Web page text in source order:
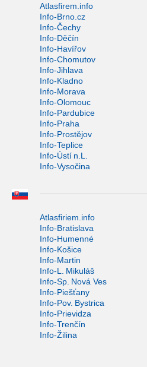
Atlasfirem.info
Info-Brno.cz
Info-Čechy
Info-Děčín
Info-Havířov
Info-Chomutov
Info-Jihlava
Info-Kladno
Info-Morava
Info-Olomouc
Info-Pardubice
Info-Praha
Info-Prostějov
Info-Teplice
Info-Ústí n.L.
Info-Vysočina
Atlasfiriem.info
Info-Bratislava
Info-Humenné
Info-Košice
Info-Martin
Info-L. Mikuláš
Info-Sp. Nová Ves
Info-Piešťany
Info-Pov. Bystrica
Info-Prievidza
Info-Trenčín
Info-Žilina